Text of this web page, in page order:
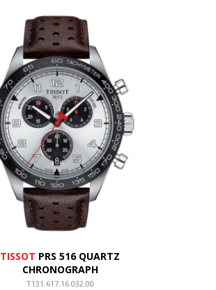
TISSOT PRS 516 QUARTZ
CHRONOGRAPH
T131.617.16.032.00